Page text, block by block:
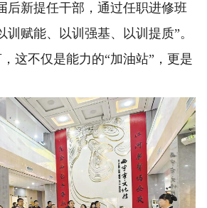
后新提任干部，通过任职进修班
训赋能、以训强基、以训提质”。
这不仅是能力的“加油站”，更是